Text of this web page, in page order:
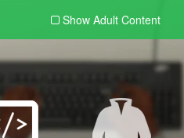
Show Adult Content